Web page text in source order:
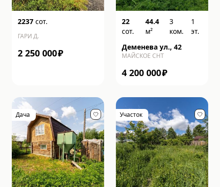
2237 сот.
ГАРИ Д.
2 250 000₽
22
сот.
44.4
м²
3
ком.
1
эт.
Деменева ул., 42
МАЙСКОЕ СНТ
4 200 000₽
Дача Участок